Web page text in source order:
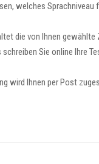
welches
die von Ihnen
schreiben Sie online Ihre
wird Ihnen per Post